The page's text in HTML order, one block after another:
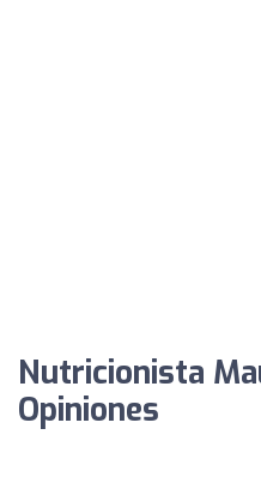
Nutricionista
Opiniones